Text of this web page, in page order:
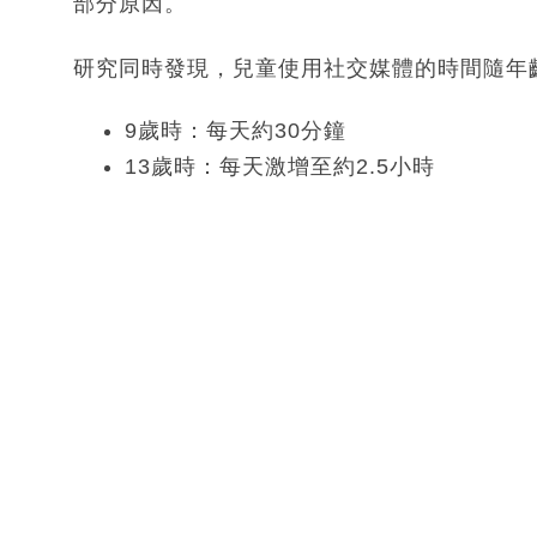
研究同時發現，兒童使用社交媒體的時間隨年
9歲時：每天約30分鐘
13歲時：每天激增至約2.5小時